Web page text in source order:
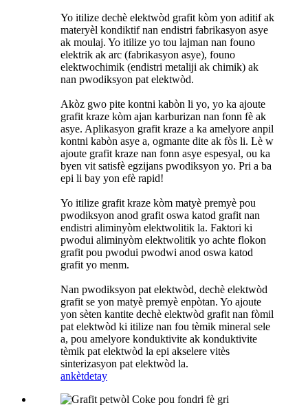
Yo itilize dechè elektwòd grafit kòm yon aditif ak
materyèl kondiktif nan endistri fabrikasyon asye
ak moulaj. Yo itilize yo tou lajman nan founo
elektrik ak arc (fabrikasyon asye), founo
elektwochimik (endistri metaliji ak chimik) ak
nan pwodiksyon pat elektwòd.
Akòz gwo pite kontni kabòn li yo, yo ka ajoute
grafit kraze kòm ajan karburizan nan fonn fè ak
asye. Aplikasyon grafit kraze a ka amelyore anpil
kontni kabòn asye a, ogmante dite ak fòs li. Lè w
ajoute grafit kraze nan fonn asye espesyal, ou ka
byen vit satisfè egzijans pwodiksyon yo. Pri a ba
epi li bay yon efè rapid!
Yo itilize grafit kraze kòm matyè premyè pou
pwodiksyon anod grafit oswa katod grafit nan
endistri aliminyòm elektwolitik la. Faktori ki
pwodui aliminyòm elektwolitik yo achte flokon
grafit pou pwodui pwodwi anod oswa katod
grafit yo menm.
Nan pwodiksyon pat elektwòd, dechè elektwòd
grafit se yon matyè premyè enpòtan. Yo ajoute
yon sèten kantite dechè elektwòd grafit nan fòmil
pat elektwòd ki itilize nan fou tèmik mineral sele
a, pou amelyore konduktivite ak konduktivite
tèmik pat elektwòd la epi akselere vitès
sinterizasyon pat elektwòd la.
ankètdetay